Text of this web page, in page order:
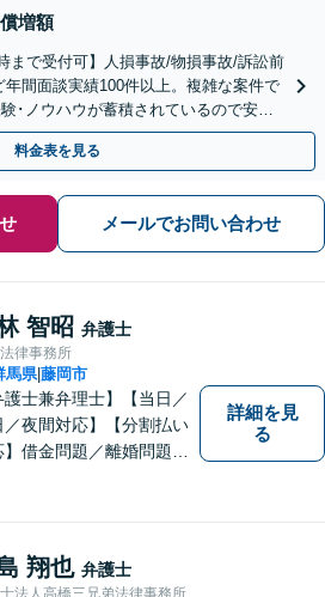
増額
まで受付可】人損事故/物損事故/訴訟前
間面談実績100件以上。複雑な案件で
･ノウハウが蓄積されているので安心
料金表を見る
メールでお問い合わせ
智昭 弁護士
律事務所
馬県|藤岡市
護士兼弁理士】【当日／
／夜間対応】【分割払い
借金問題／離婚問題／
登録など弁理士業務も、
対応。地域に根ざした
事務所／特許事務所を目
詳細を見
る
翔也 弁護士
法人高橋三兄弟法律事務所